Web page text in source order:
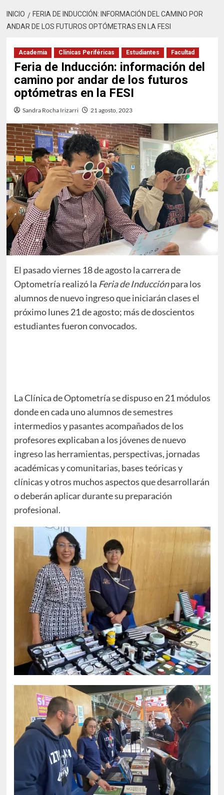
INICIO
FERIA DE INDUCCIÓN: INFORMACIÓN DEL CAMINO POR
ANDAR DE LOS FUTUROS OPTÓMETRAS EN LA FESI
Academia Clínicas Periféricas Estudiantes Facultad
Feria de Inducción: información del
camino por andar de los futuros
optómetras en la FESI
Sandra Rocha Irizarri 21 agosto, 2023
El pasado viernes 18 de agosto la carrera de
Optometría realizó la Feria de Inducciónpara los
alumnos de nuevo ingreso que iniciarán clases el
próximo lunes 21 de agosto; más de doscientos
estudiantes fueron convocados.
La Clínica de Optometría se dispuso en 21 módulos
donde en cada uno alumnos de semestres
intermedios y pasantes acompañados de los
profesores explicaban a los jóvenes de nuevo
ingreso las herramientas, perspectivas, jornadas
académicas y comunitarias, bases teóricas y
clínicas y otros muchos aspectos que desarrollarán
o deberán aplicar durante su preparación
profesional.